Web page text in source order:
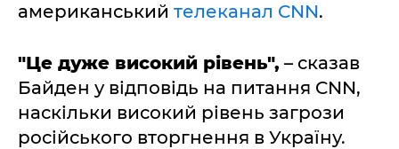
американський телеканал CNN.
"Це дуже високий рівень", – сказав
Байден у відповідь на питання CNN,
наскільки високий рівень загрози
російського вторгнення в Україну.